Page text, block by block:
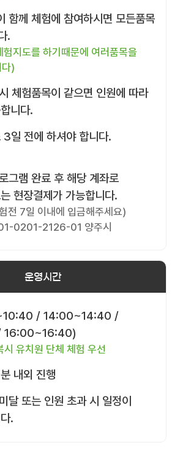
함께 체험에 참여하시면 모든품목
.
지도를 하기때문에 여러품목을
)
체험품목이 같으면 인원에 따라
니다.
3일 전에 하셔야 합니다.
그램 완료 후 해당 계좌로
현장결제가 가능합니다.
전 7일 이내에 입금해주세요)
0201-2126-01 양주시
운영시간
/ 14:00~14:40 /
시 유치원 단체 체험 우선
내외 진행
달 또는 인원 초과 시 일정이
.